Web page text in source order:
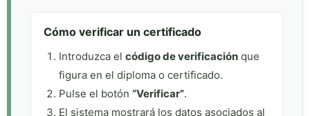
Cómo verificar un certificado
Introduzca el código de verificación que
figura en el diploma o certificado.
Pulse el botón “Verificar”.
El sistema mostrará los datos asociados al